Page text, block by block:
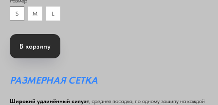
S
M L
В корзину
РАЗМЕРНАЯ СЕТКА
Широкий удлинённый силуэт , средняя посадка, по одному защипу на каждой